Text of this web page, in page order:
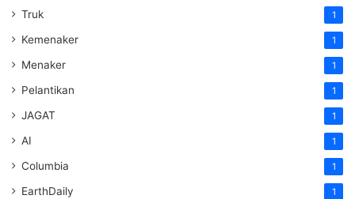
Truk 1
Kemenaker 1
Menaker 1
Pelantikan 1
JAGAT 1
AI 1
Columbia 1
EarthDaily 1